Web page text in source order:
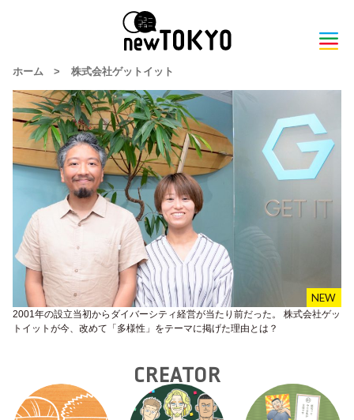
ホーム > 株式会社ゲットイット
2001年の設立当初からダイバーシティ経営が当たり前だった。 株式会社ゲッ
トイットが今、改めて「多様性」をテーマに掲げた理由とは？
CREATOR